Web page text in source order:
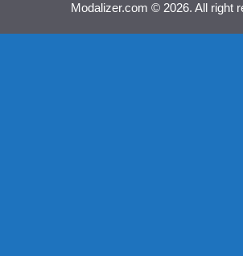
Modalizer.com © 2026. All right